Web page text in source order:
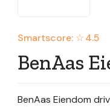
Smartscore: ☆4.5
BenAas
BenAas Eiendom